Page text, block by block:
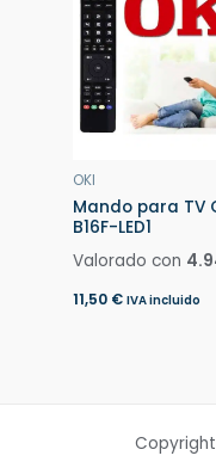
OKI
Mando para TV
B16F-LED1
Valorado con
11,50 € IVA incluido